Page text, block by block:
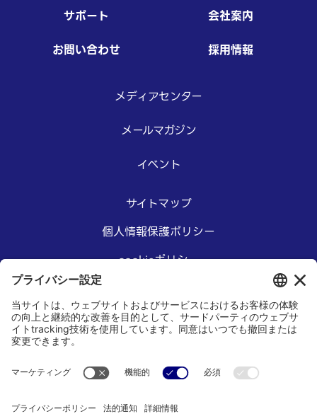
サポート
会社案内
お問い合わせ
採用情報
メディアセンター
メールマガジン
イベント
サイトマップ
個人情報保護ポリシー
cookieポリシー
アクセシビリティステートメント
本サイトご利用にあたって